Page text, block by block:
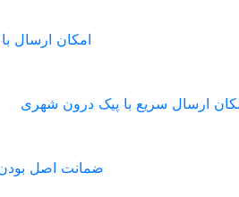
امکان ارسال
ارسال سریع با پیک درون شهری
ضمانت اصل بودن